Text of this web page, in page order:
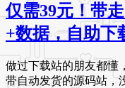
仅需39元！带
+数据，自助下
做过下载站的朋友都懂
带自动发货的源码站，